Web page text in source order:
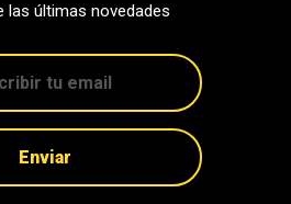
las últimas novedades
Enviar